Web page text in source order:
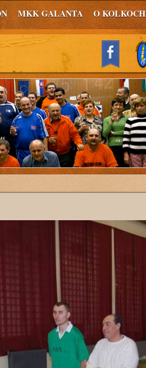
MKK GALANTA O KOLKOCH